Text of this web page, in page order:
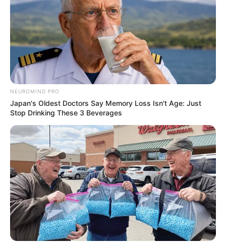
NEUROMIND PRO
Japan's Oldest Doctors Say Memory Loss Isn't Age: Just
Stop Drinking These 3 Beverages